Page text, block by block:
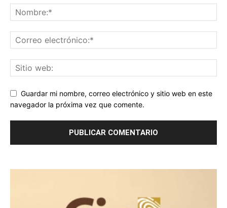
Guardar mi nombre, correo electrónico y sitio web en este
navegador la próxima vez que comente.